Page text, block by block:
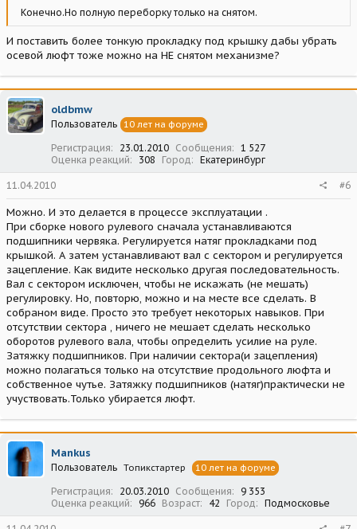
Конечно.Но полную переборку только на снятом.
И поставить более тонкую прокладку под крышку дабы убрать
осевой люфт тоже можно на НЕ снятом механизме?
oldbmw
Пользователь 10 лет на форуме
Регистрация 23.01.2010 Сообщения
1 527
Оценка реакций
308 Город Екатеринбург
11.04.2010 #6
Можно. И это делается в процессе эксплуатации .
При сборке нового рулевого сначала устанавливаются
подшипники червяка. Регулируется натяг прокладками под
крышкой. А затем устанавливают вал с сектором и регулируется
зацепление. Как видите несколько другая последовательность.
Вал с сектором исключен, чтобы не искажать (не мешать)
регулировку. Но, повторю, можно и на месте все сделать. В
собраном виде. Просто это требует некоторых навыков. При
отсутствии сектора , ничего не мешает сделать несколько
оборотов рулевого вала, чтобы определить усилие на руле.
Затяжку подшипников. При наличии сектора(и зацепления)
можно полагаться только на отсутствие продольного люфта и
собственное чутье. Затяжку подшипников (натяг)практически не
учуствовать.Только убирается люфт.
Mankus
Пользователь Топикстартер 10 лет на форуме
Регистрация 20.03.2010 Сообщения
9 353
Оценка реакций
966 Возраст 42 Город Подмосковье